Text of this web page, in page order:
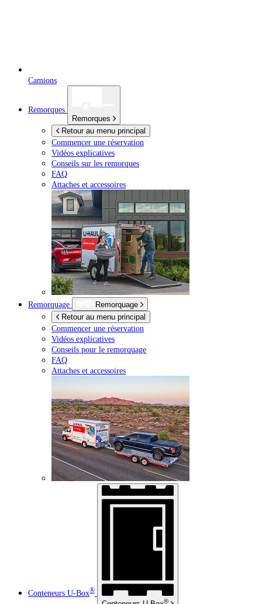
Camions
Remorques
Remorques
Retour au menu principal
Commencer une réservation
Vidéos explicatives
Conseils sur les remorques
FAQ
Attaches et accessoires
Remorquage
Remorquage
Retour au menu principal
Commencer une réservation
Vidéos explicatives
Conseils pour le remorquage
FAQ
Attaches et accessoires
Conteneurs U-Box®
®